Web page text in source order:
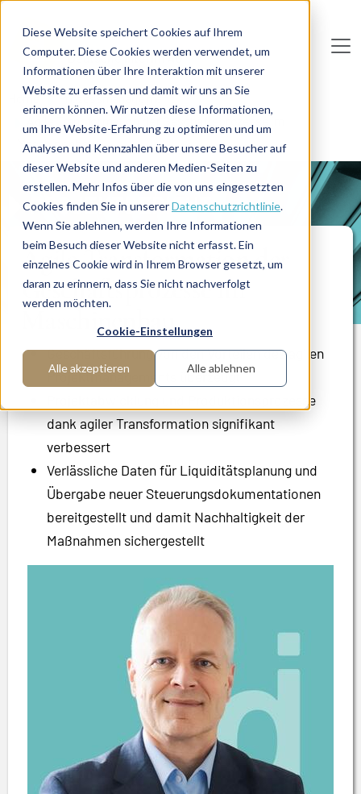
Diese Website speichert Cookies auf Ihrem
Computer. Diese Cookies werden verwendet, um
Informationen über Ihre Interaktion mit unserer
Website zu erfassen und damit wir uns an Sie
erinnern können. Wir nutzen diese Informationen,
um Ihre Website-Erfahrung zu optimieren und um
Analysen und Kennzahlen über unsere Besucher auf
dieser Website und anderen Medien-Seiten zu
erstellen. Mehr Infos über die von uns eingesetzten
Cookies finden Sie in unsererDatenschutzrichtlinie.
Wenn Sie ablehnen, werden Ihre Informationen
beim Besuch dieser Website nicht erfasst. Ein
einzelnes Cookie wird in Ihrem Browser gesetzt, um
daran zu erinnern, dass Sie nicht nachverfolgt
werden möchten.
Cookie-Einstellungen
Alle akzeptieren Alle ablehnen
Deutsc he InterimAG
Home
Prozessmanagement
Agile Transformation der Geschäftsprozesse im
Maschinenbau
PROJEKTBERICHT
Agile Transformation der
Geschäftsprozesse im
Maschinenbau
Geschäftsführung von den Vorteilen des agilen
Projektmanagements überzeugt
Projektabwicklung und Produktionsprozesse
dank agiler Transformation signifikant
verbessert
Verlässliche Daten für Liquiditätsplanung und
Übergabe neuer Steuerungsdokumentationen
bereitgestellt und damit Nachhaltigkeit der
Maßnahmen sichergestellt